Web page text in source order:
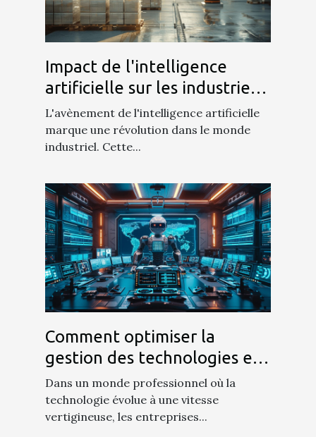
Impact de l'intelligence
artificielle sur les industries
traditionnelles
L'avènement de l'intelligence artificielle
marque une révolution dans le monde
industriel. Cette...
Comment optimiser la
gestion des technologies en
entreprise
Dans un monde professionnel où la
technologie évolue à une vitesse
vertigineuse, les entreprises...